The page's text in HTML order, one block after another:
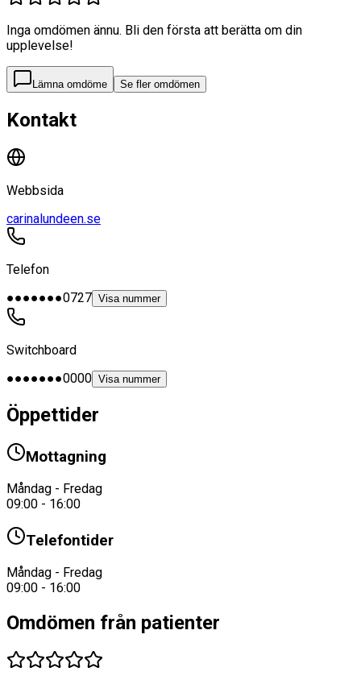
Inga omdömen ännu. Bli den första att berätta om din
upplevelse!
Lämna omdöme Se fler omdömen
Kontakt
Webbsida
carinalundeen.se
Telefon
●●●●●●●0727 Visa nummer
Switchboard
●●●●●●●0000 Visa nummer
Öppettider
Mottagning
Måndag - Fredag
09:00 - 16:00
Telefontider
Måndag - Fredag
09:00 - 16:00
Omdömen från patienter